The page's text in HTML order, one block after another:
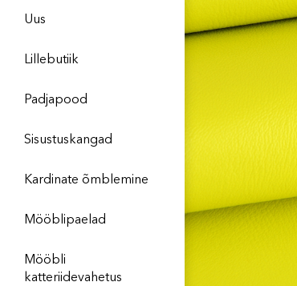
Uus
Lillebutiik
Padjapood
Sisustuskangad
Kardinate õmblemine
Mööblipaelad
Mööbli
katteriidevahetus